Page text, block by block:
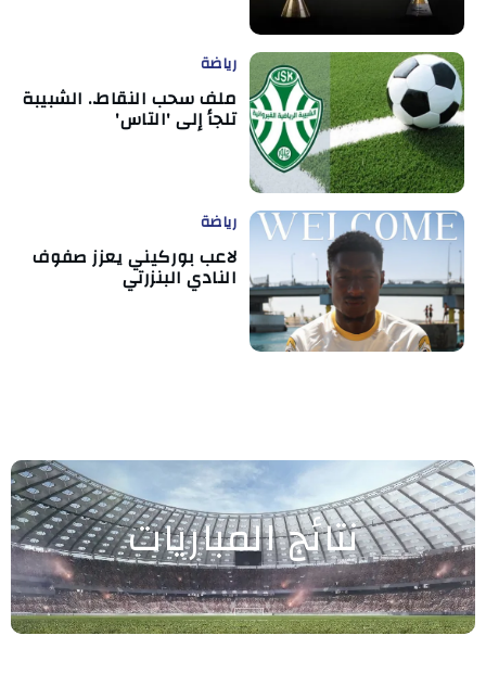
رياضة
ملف سحب النقاط.. الشبيبة
تلجأ إلى 'التاس'
رياضة
لاعب بوركيني يعزز صفوف
النادي البنزرتي
نتائج المباريات